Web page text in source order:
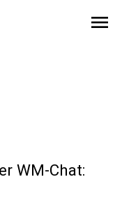
menu
WM-Chat: